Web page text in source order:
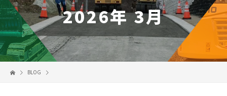
2026年 3月
BLOG